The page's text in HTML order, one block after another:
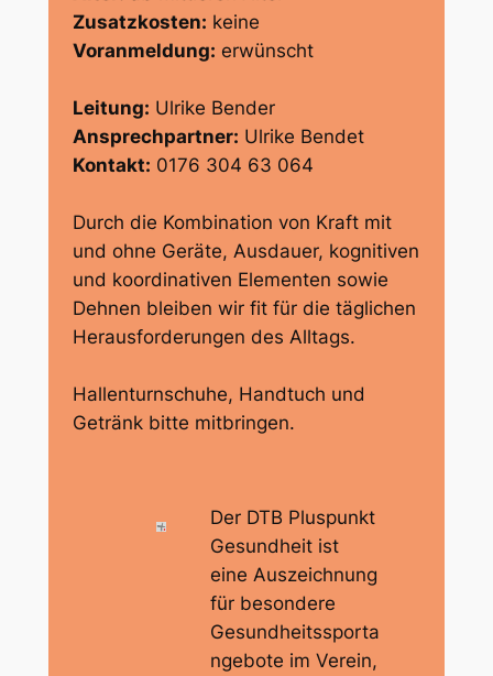
Zusatzkosten: keine
Voranmeldung: erwünscht
Leitung: Ulrike Bender
Ansprechpartner: Ulrike Bendet
Kontakt: 0176 304 63 064
Durch die Kombination von Kraft mit
und ohne Geräte, Ausdauer, kognitiven
und koordinativen Elementen sowie
Dehnen bleiben wir fit für die täglichen
Herausforderungen des Alltags.
Hallenturnschuhe, Handtuch und
Getränk bitte mitbringen.
Der DTB Pluspunkt
Gesundheit ist
eine Auszeichnung
für besondere
Gesundheitssporta
ngebote im Verein,